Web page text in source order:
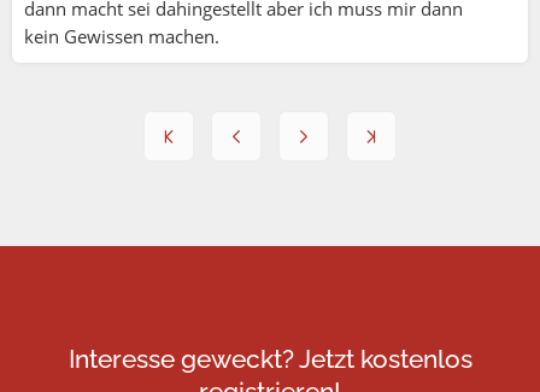
dann macht sei dahingestellt aber ich muss mir dann
kein Gewissen machen.
Interesse geweckt? Jetzt kostenlos